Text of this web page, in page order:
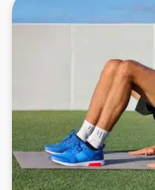
85 Av. de
85 Av. de
01 64 48 35 84
Prenez RDV sur
Prenez RDV sur